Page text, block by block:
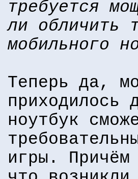
требуется
ли обличить
мобильного
Теперь да,
приходилось
ноутбук
игры.